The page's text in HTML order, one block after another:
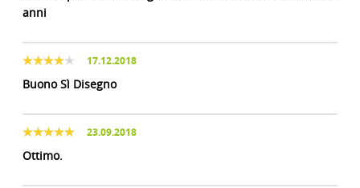
anni
17.12.2018
Buono Sì Disegno
23.09.2018
Ottimo.